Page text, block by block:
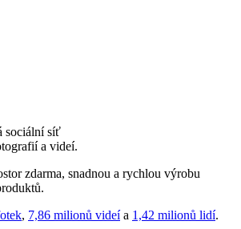
sociální síť
a videí.
zdarma, snadnou a rychlou výrobu
, 7,86 milionů videía 1,42 milionů lidí.